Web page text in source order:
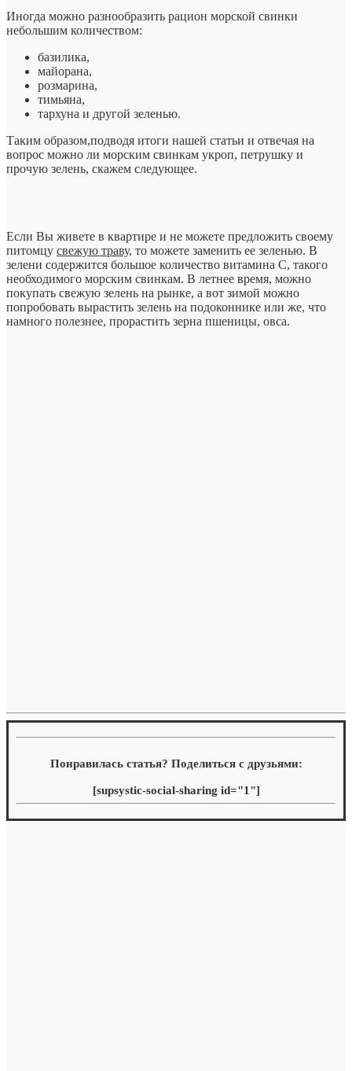
Иногда можно разнообразить рацион морской свинки
небольшим количеством:
базилика,
майорана,
розмарина,
тимьяна,
тархуна и другой зеленью.
Таким образом,подводя итоги нашей статьи и отвечая на
вопрос можно ли морским свинкам укроп, петрушку и
прочую зелень, скажем следующее.
Если Вы живете в квартире и не можете предложить своему
питомцу свежую траву, то можете заменить ее зеленью. В
зелени содержится большое количество витамина С, такого
необходимого морским свинкам. В летнее время, можно
покупать свежую зелень на рынке, а вот зимой можно
попробовать вырастить зелень на подоконнике или же, что
намного полезнее, прорастить зерна пшеницы, овса.
Понравилась статья? Поделиться с друзьями:
[supsystic-social-sharing id="1"]